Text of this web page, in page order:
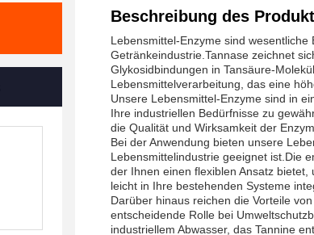
Beschreibung des
Lebensmittel-Enzyme sind
Getränkeindustrie.Tannase zeichnet
Glykosidbindungen in Tansäure-
Lebensmittelverarbeitung, das eine
Unsere Lebensmittel-Enzyme sind in
Ihre industriellen Bedürfnisse zu
die Qualität und Wirksamkeit der
Bei der Anwendung bieten unsere
Lebensmittelindustrie geeignet ist.Die
der Ihnen einen flexiblen Ansatz
leicht in Ihre bestehenden Systeme
Darüber hinaus reichen die Vorteile
entscheidende Rolle bei
industriellem Abwasser, das Tannine